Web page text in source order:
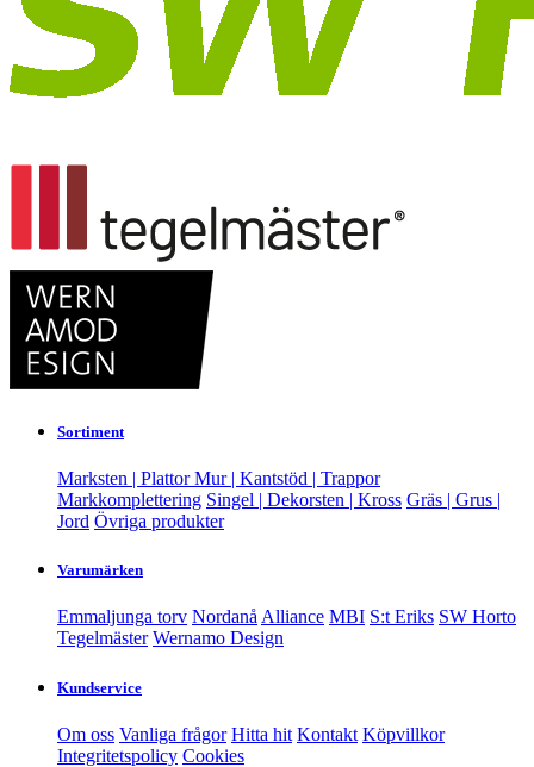
Sortiment
Marksten | PlattorMur | Kantstöd | Trappor
Markkomplettering Singel | Dekorsten | Kross Gräs | Grus |
Jord Övriga produkter
Varumärken
Emmaljunga torv NordanåAlliance MBI S:t Eriks SW Horto
Tegelmäster Wernamo Design
Kundservice
Om oss Vanliga frågor Hitta hit Kontakt Köpvillkor
Integritetspolicy Cookies